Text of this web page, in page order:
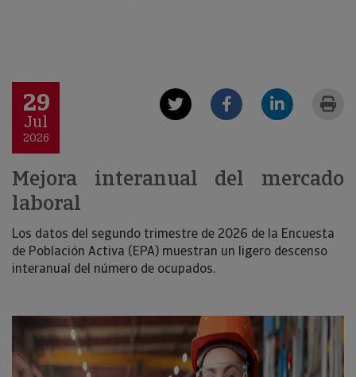
29
Jul
2026
Mejora interanual del mercado
laboral
Los datos del segundo trimestre de 2026 de la Encuesta
de Población Activa (EPA) muestran un ligero descenso
interanual del número de ocupados.